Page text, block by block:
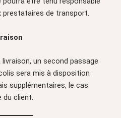
prestataires de transport.
livraison, un second passage
sera mis à disposition
supplémentaires, le cas
du client.